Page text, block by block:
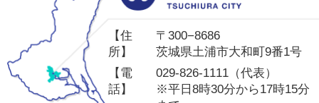
【住
所】
〒300−8686
茨城県土浦市大和町9番1号
【電
話】
029-826-1111（代表）
※平日8時30分から17時15分